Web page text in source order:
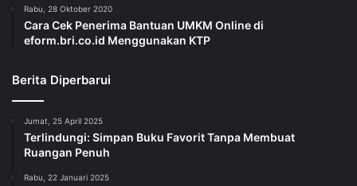
Rabu, 28 Oktober 2020
Cara Cek Penerima Bantuan UMKM Online di
eform.bri.co.id Menggunakan KTP
Berita Diperbarui
Jumat, 25 April 2025
Terlindungi: Simpan Buku Favorit Tanpa Membuat
Ruangan Penuh
Rabu, 22 Januari 2025